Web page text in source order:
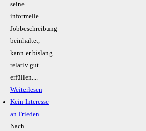
seine
informelle
Jobbeschreibung
beinhaltet,
kann er bislang
relativ gut
erfüllen....
Weiterlesen
Kein Inte­resse
an Frieden
Nach